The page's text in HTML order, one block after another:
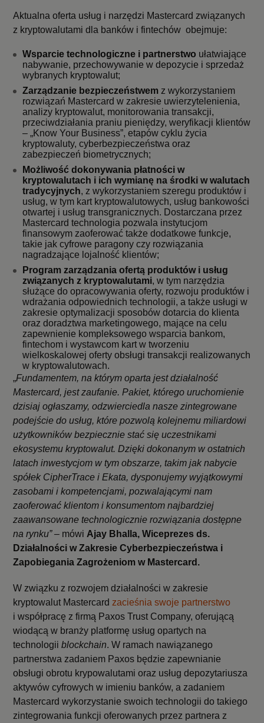
Aktualna oferta usług i narzędzi Mastercard związanych
z kryptowalutami dla banków i fintechów obejmuje:
Wsparcie technologiczne i partnerstwo ułatwiające
nabywanie, przechowywanie w depozycie i sprzedaż
wybranych kryptowalut;
Zarządzanie bezpieczeństwem z wykorzystaniem
rozwiązań Mastercard w zakresie uwierzytelenienia,
analizy kryptowalut, monitorowania transakcji,
przeciwdziałania praniu pieniędzy, weryfikacji klientów
– „Know Your Business”, etapów cyklu życia
kryptowaluty, cyberbezpieczeństwa oraz
zabezpieczeń biometrycznych;
Możliwość dokonywania płatności w
kryptowalutach i ich wymianę na środki w walutach
tradycyjnych, z wykorzystaniem szeregu produktów i
usług, w tym kart kryptowalutowych, usług bankowości
otwartej i usług transgranicznych. Dostarczana przez
Mastercard technologia pozwala instytucjom
finansowym zaoferować także dodatkowe funkcje,
takie jak cyfrowe paragony czy rozwiązania
nagradzające lojalność klientów;
Program zarządzania ofertą produktów i usług
związanych z kryptowalutami, w tym narzędzia
służące do opracowywania oferty, rozwoju produktów i
wdrażania odpowiednich technologii, a także usługi w
zakresie optymalizacji sposobów dotarcia do klienta
oraz doradztwa marketingowego, mające na celu
zapewnienie kompleksowego wsparcia bankom,
fintechom i wystawcom kart w tworzeniu
wielkoskalowej oferty obsługi transakcji realizowanych
w kryptowalutowach.
„Fundamentem, na którym oparta jest działalność
Mastercard, jest zaufanie. Pakiet, którego uruchomienie
dzisiaj ogłaszamy, odzwierciedla nasze zintegrowane
podejście do usług, które pozwolą kolejnemu miliardowi
użytkowników bezpiecznie stać się uczestnikami
ekosystemu kryptowalut. Dzięki dokonanym w ostatnich
latach inwestycjom w tym obszarze, takim jak nabycie
spółek CipherTrace i Ekata, dysponujemy wyjątkowymi
zasobami i kompetencjami, pozwalającymi nam
zaoferować klientom i konsumentom najbardziej
zaawansowane technologicznie rozwiązania dostępne
na rynku” – mówi Ajay Bhalla, Wiceprezes ds.
Działalności w Zakresie Cyberbezpieczeństwa i
Zapobiegania Zagrożeniom w Mastercard.
W związku z rozwojem działalności w zakresie
kryptowalut Mastercard zacieśnia swoje partnerstwo
i współpracę z firmą Paxos Trust Company, oferującą
wiodącą w branży platformę usług opartych na
technologiiblockchain. W ramach nawiązanego
partnerstwa zadaniem Paxos będzie zapewnianie
obsługi obrotu krypowalutami oraz usług depozytariusza
aktywów cyfrowych w imieniu banków, a zadaniem
Mastercard wykorzystanie swoich technologii do takiego
zintegrowania funkcji oferowanych przez partnera z